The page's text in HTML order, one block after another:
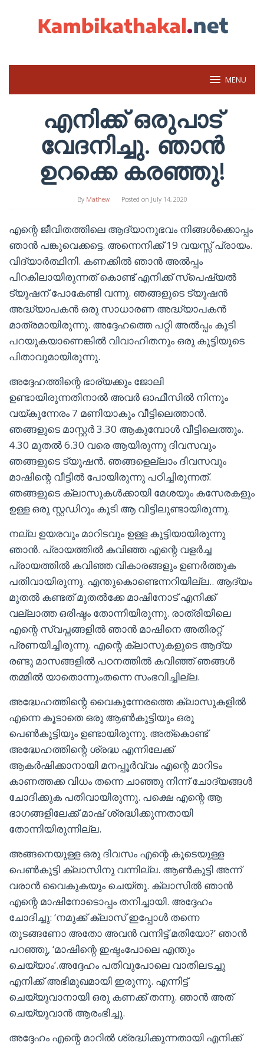
MENU
എനിക്ക് ഒരുപാട്
വേദനിച്ചു. ഞാൻ
ഉറക്കെ കരഞ്ഞു!
By Mathew Posted on July 14, 2020
എന്റെ ജീവിതത്തിലെ ആദ്യാനുഭവം നിങ്ങൾക്കൊപ്പം
ഞാൻ പങ്കുവെക്കട്ടെ. അന്നെനിക്ക് 19 വയസ്സ് പ്രായം.
വിദ്യാർത്ഥിനി. കണക്കിൽ ഞാൻ അൽപ്പം
പിറകിലായിരുന്നത് കൊണ്ട് എനിക്ക് സ്പെഷ്യൽ
ട്യൂഷന് പോകേണ്ടി വന്നു. ഞങ്ങളുടെ ട്യൂഷൻ
അദ്ധ്യാപകൻ ഒരു സാധാരണ അദ്ധ്യാപകൻ
മാത്രമായിരുന്നു. അദ്ദേഹത്തെ പറ്റി അൽപ്പം കൂടി
പറയുകയാണെങ്കിൽ വിവാഹിതനും ഒരു കുട്ടിയുടെ
പിതാവുമായിരുന്നു.
അദ്ദേഹത്തിന്റെ ഭാര്യക്കും ജോലി
ഉണ്ടായിരുന്നതിനാൽ അവർ ഓഫീസിൽ നിന്നും
വയ്കുന്നേരം 7 മണിയാകും വീട്ടിലെത്താൻ.
ഞങ്ങളുടെ മാസ്റ്റർ 3.30 ആകുമ്പോൾ വീട്ടിലെത്തും.
4.30 മുതൽ 6.30 വരെ ആയിരുന്നു ദിവസവും
ഞങ്ങളുടെ ട്യൂഷൻ. ഞങ്ങളെല്ലാം ദിവസവും
മാഷിന്റെ വീട്ടിൽ പോയിരുന്നു പഠിച്ചിരുന്നത്.
ഞങ്ങളുടെ ക്ലാസുകൾക്കായി മേശയും കസേരകളും
ഉള്ള ഒരു സ്റ്റഡിറൂം കൂടി ആ വീട്ടിലുണ്ടായിരുന്നു.
നല്ല ഉയരവും മാറിടവും ഉള്ള കുട്ടിയായിരുന്നു
ഞാൻ. പ്രായത്തിൽ കവിഞ്ഞ എന്റെ വളർച്ച
പ്രായത്തിൽ കവിഞ്ഞ വികാരങ്ങളും ഉണർത്തുക
പതിവായിരുന്നു. എന്തുകൊണ്ടെന്നറിയില്ല.. ആദ്യം
മുതൽ കണ്ടത് മുതൽക്കേ മാഷിനോട് എനിക്ക്
വല്ലാത്ത ഒരിഷ്ടം തോന്നിയിരുന്നു. രാത്രിയിലെ
എന്റെ സ്വപ്നങ്ങളിൽ ഞാൻ മാഷിനെ അതിരറ്റ്
പ്രണയിച്ചിരുന്നു. എന്റെ ക്ലാസുകളുടെ ആദ്യ
രണ്ടു മാസങ്ങളിൽ പഠനത്തിൽ കവിഞ്ഞ് ഞങ്ങൾ
തമ്മിൽ യാതൊന്നുംതന്നെ സംഭവിച്ചില്ല.
അദ്ധേഹത്തിന്റെ വൈകുന്നേരത്തെ ക്ലാസുകളിൽ
എന്നെ കൂടാതെ ഒരു ആണ്‍കുട്ടിയും ഒരു
പെണ്‍കുട്ടിയും ഉണ്ടായിരുന്നു. അത്കൊണ്ട്
അദ്ധേഹത്തിന്റെ ശ്രദ്ധ എന്നിലേക്ക്
ആകർഷിക്കാനായി മനപ്പൂർവ്വം എന്റെ മാറിടം
കാണത്തക്ക വിധം തന്നെ ചാഞ്ഞു നിന്ന് ചോദ്യങ്ങൾ
ചോദിക്കുക പതിവായിരുന്നു. പക്ഷെ എന്റെ ആ
ഭാഗങ്ങളിലേക്ക് മാഷ്‌ ശ്രദ്ധിക്കുന്നതായി
തോന്നിയിരുന്നില്ല.
അങ്ങനെയുള്ള ഒരു ദിവസം എന്റെ കൂടെയുള്ള
പെണ്‍കുട്ടി ക്ലാസിനു വന്നില്ല. ആണ്‍കുട്ടി അന്ന്
വരാൻ വൈകുകയും ചെയ്തു. ക്ലാസിൽ ഞാൻ
എന്റെ മാഷിനോടൊപ്പം തനിച്ചായി. അദ്ദേഹം
ചോദിച്ചു: ‘നമുക്ക് ക്ലാസ് ഇപ്പോൾ തന്നെ
തുടങ്ങണോ അതോ അവൻ വന്നിട്ട് മതിയോ?’ ഞാൻ
പറഞ്ഞു, ‘മാഷിന്റെ ഇഷ്ടംപോലെ എന്തും
ചെയ്യാം’.അദ്ദേഹം പതിവുപോലെ വാതിലടച്ചു
എനിക്ക് അഭിമുഖമായി ഇരുന്നു. എന്നിട്ട്
ചെയ്യുവാനായി ഒരു കണക്ക് തന്നു. ഞാൻ അത്
ചെയ്യുവാൻ ആരംഭിച്ചു.
അദ്ദേഹം എന്റെ മാറിൽ ശ്രദ്ധിക്കുന്നതായി എനിക്ക്